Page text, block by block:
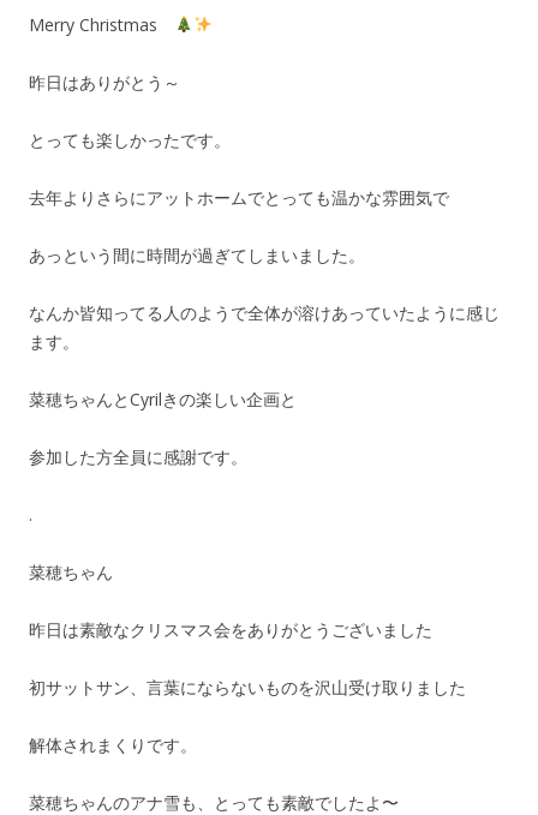
Merry Christmas
昨日はありがとう～
とっても楽しかったです。
去年よりさらにアットホームでとっても温かな雰囲気で
あっという間に時間が過ぎてしまいました。
なんか皆知ってる人のようで全体が溶けあっていたように感じ
ます。
菜穂ちゃんとCyrilきの楽しい企画と
参加した方全員に感謝です。
.
菜穂ちゃん
昨日は素敵なクリスマス会をありがとうございました
初サットサン、言葉にならないものを沢山受け取りました
解体されまくりです。
菜穂ちゃんのアナ雪も、とっても素敵でしたよ〜